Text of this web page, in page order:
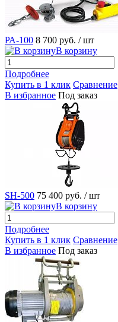
РА-100 8 700 руб. / шт
В корзину
Подробнее
Купить в 1 клик Сравнение
В избранное Под заказ
SH-500 75 400 руб. / шт
В корзину
Подробнее
Купить в 1 клик Сравнение
В избранное Под заказ